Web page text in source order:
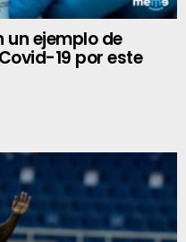
un ejemplo de
19 por este